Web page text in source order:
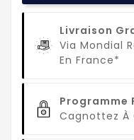
Livraison
Via Mondial
En France*
Programme
Cagnottez À